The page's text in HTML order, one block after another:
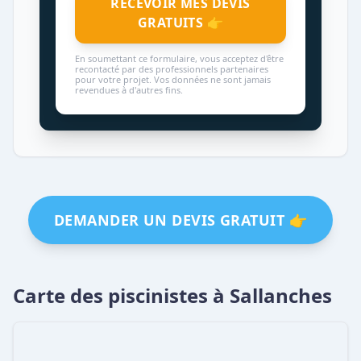
GRATUITS 👉
En soumettant ce formulaire, vous acceptez d'être
recontacté par des professionnels partenaires
pour votre projet. Vos données ne sont jamais
revendues à d'autres fins.
DEMANDER UN DEVIS GRATUIT 👉
Carte des piscinistes à Sallanches